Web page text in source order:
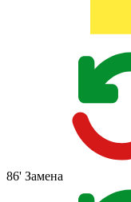
86' Замена